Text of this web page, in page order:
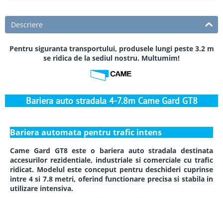
Descriere
Pentru siguranta transportului, produsele lungi peste 3.2 m
se ridica de la sediul nostru. Multumim!
Bariera auto stradala 4-7.8m Came Gard GT8
Bariera automata pentru trafic intens
Came Gard GT8 este o bariera auto stradala destinata
accesurilor rezidentiale, industriale si comerciale cu trafic
ridicat. Modelul este conceput pentru deschideri cuprinse
intre 4 si 7.8 metri, oferind functionare precisa si stabila in
utilizare intensiva.